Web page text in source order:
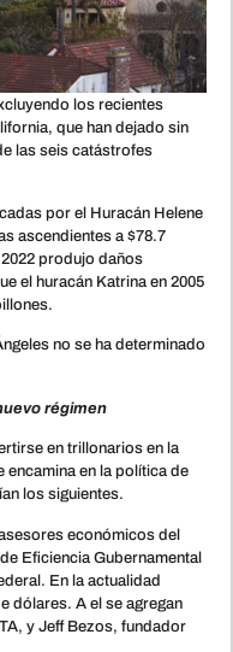
los recientes
que han dejado sin
las seis catástrofes
por el Huracán Helene
ascendientes a $78.7
produjo daños
el huracán Katrina en 2005
no se ha determinado
régimen
en trillonarios en la
en la política de
los siguientes.
económicos del
Eficiencia Gubernamental
En la actualidad
dólares. A el se agregan
y Jeff Bezos, fundador